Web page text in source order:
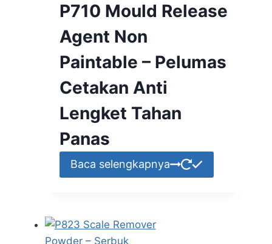
P710 Mould Release
Agent Non
Paintable – Pelumas
Cetakan Anti
Lengket Tahan
Panas
Baca selengkapnya